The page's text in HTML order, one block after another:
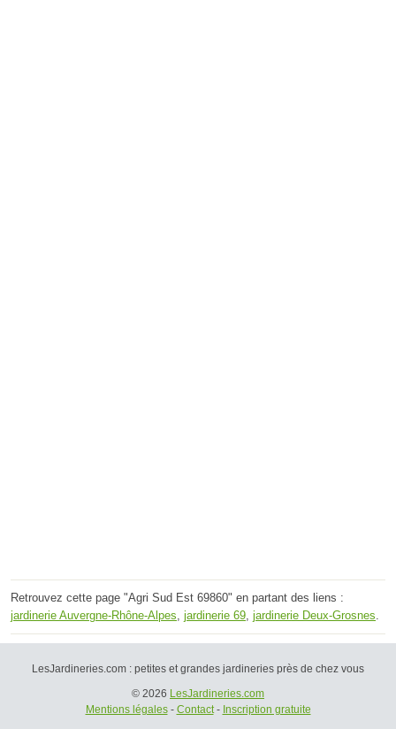
Retrouvez cette page "Agri Sud Est 69860" en partant des liens :
jardinerie Auvergne-Rhône-Alpes, jardinerie 69, jardinerie Deux-Grosnes.
LesJardineries.com : petites et grandes jardineries près de chez vous
© 2026 LesJardineries.com
Mentions légales- Contact- Inscription gratuite